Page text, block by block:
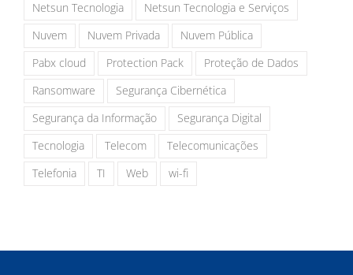
Netsun Tecnologia
Netsun Tecnologia e Serviços
Nuvem
Nuvem Privada
Nuvem Pública
Pabx cloud
Protection Pack
Proteção de Dados
Ransomware
Segurança Cibernética
Segurança da Informação
Segurança Digital
Tecnologia
Telecom
Telecomunicações
Telefonia
TI Web wi-fi